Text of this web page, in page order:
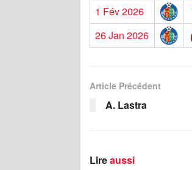
1 Fév 2026
26 Jan 2026
Article Précédent
A. Lastra
Lireaussi